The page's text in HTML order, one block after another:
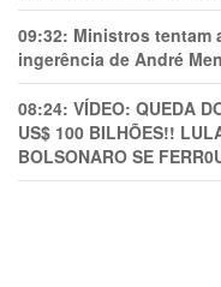
09:32: Ministros tentam
ingerência de André
08:24: VÍDEO: QUEDA
US$ 100 BILHÕES!!
BOLSONARO SE